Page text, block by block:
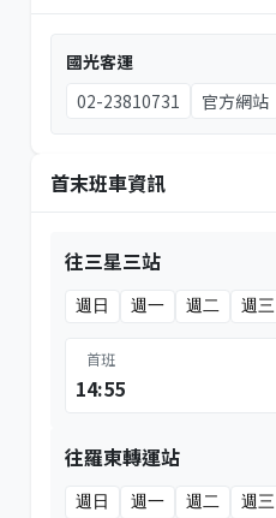
國光客運
02-23810731
官方網站
首末班車資訊
往三星三站
週日 週一 週二 週三
首班
14:55
往羅東轉運站
週日 週一 週二 週三